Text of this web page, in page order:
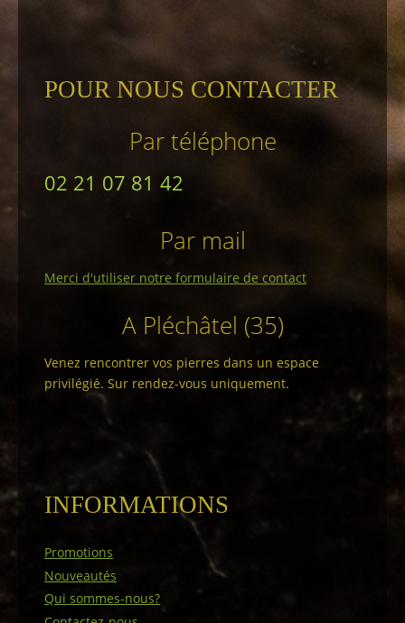
POUR NOUS CONTACTER
Par téléphone
02 21 07 81 42
Par mail
Merci d'utiliser notre formulaire de contact
A Pléchâtel (35)
Venez rencontrer vos pierres dans un espace
privilégié. Sur rendez-vous uniquement.
INFORMATIONS
Promotions
Nouveautés
Qui sommes-nous?